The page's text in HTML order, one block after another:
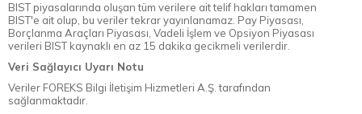
BIST piyasalarında oluşan tüm verilere ait telif hakları tamamen
BIST'e ait olup, bu veriler tekrar yayınlanamaz. Pay Piyasası,
Borçlanma Araçları Piyasası, Vadeli İşlem ve Opsiyon Piyasası
verileri BIST kaynaklı en az 15 dakika gecikmeli verilerdir.
Veri Sağlayıcı Uyarı Notu
Veriler FOREKS Bilgi İletişim Hizmetleri A.Ş. tarafından
sağlanmaktadır.